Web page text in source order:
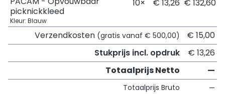
picknickkleed
Kleur: Blauw
10× € 13,26 € 132,60
Verzendkosten (gratis vanaf € 500,00)
€ 15,00
Stukprijs incl. opdruk
€ 13,26
Totaalprijs Netto
—
Totaalprijs Bruto —